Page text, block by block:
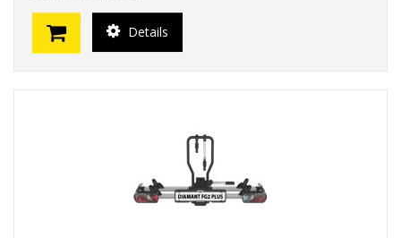
Details